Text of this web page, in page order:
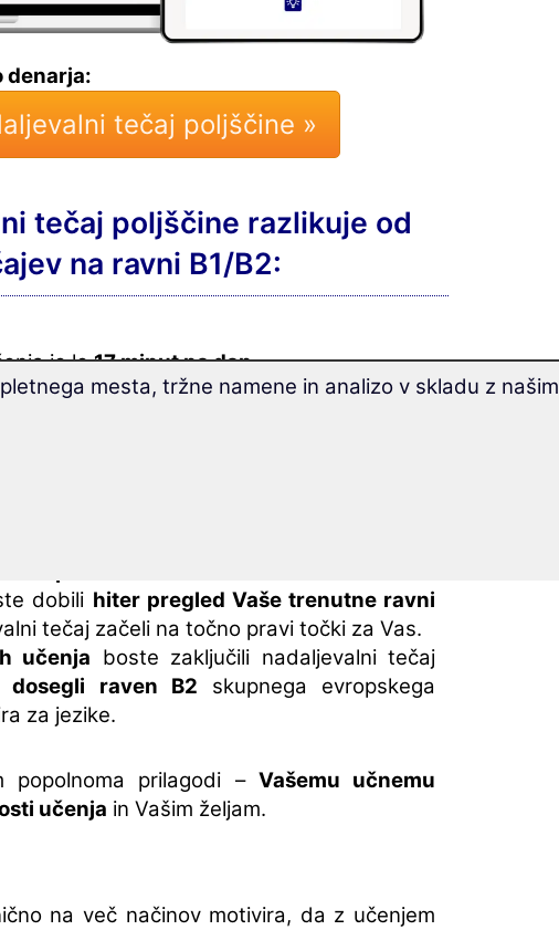
denarja:
tečaj poljščine »
tečaj poljščine razlikuje od
na ravni B1/B2:
je le17 minut na dan.
kako hitro in učinkovito lahko s tem
dobili hiter pregled Vaše trenutne ravni
tečaj začeli na točno pravi točki za Vas.
učenja boste zaključili nadaljevalni tečaj
dosegli raven B2 skupnega evropskega
za jezike.
prilagodi – Vašemu učnemu
učenja in Vašim željam.
na več načinov motivira, da z učenjem
mesta, tržne namene in analizo v skladu z našim